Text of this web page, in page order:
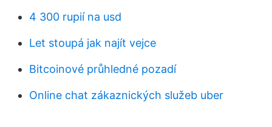
4 300 rupií na usd
Let stoupá jak najít vejce
Bitcoinové průhledné pozadí
Online chat zákaznických služeb uber